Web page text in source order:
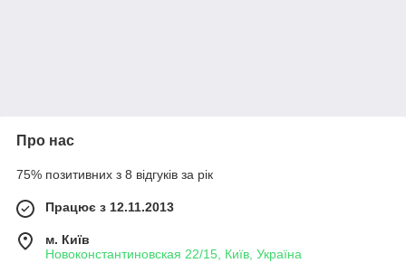
Про нас
75% позитивних з 8 відгуків за рік
Працює з 12.11.2013
м. Київ
Новоконстантиновская 22/15, Київ, Україна